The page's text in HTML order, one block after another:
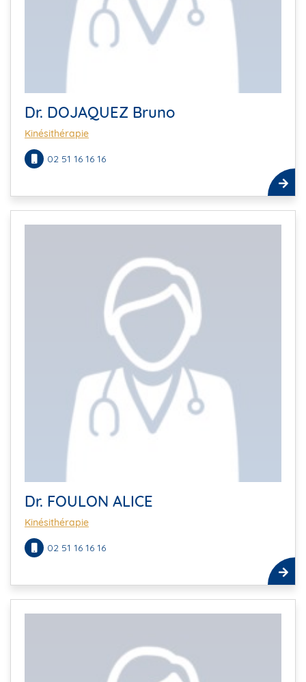
Dr. DOJAQUEZ Bruno
Kinésithérapie
02 51 16 16 16
Dr. FOULON ALICE
Kinésithérapie
02 51 16 16 16